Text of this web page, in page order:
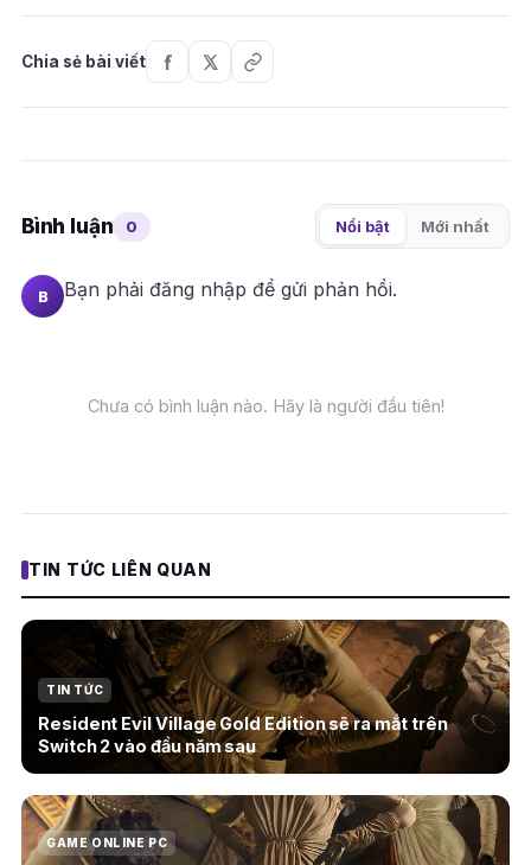
Chia sẻ bài viết
Bình luận 0 Nổi bật Mới nhất
B Bạn phải đăng nhập để gửi phản hồi.
Chưa có bình luận nào. Hãy là người đầu tiên!
TIN TỨC LIÊN QUAN
TIN TỨC
Resident Evil Village Gold Edition sẽ ra mắt trên
Switch 2 vào đầu năm sau
GAME ONLINE PC